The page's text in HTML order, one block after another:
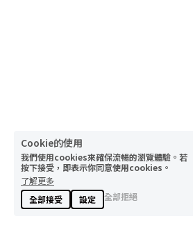
Cookie的使用
我們使用cookies來確保流暢的瀏覽體驗。若
按下接受，即表示你同意使用cookies。
了解更多
全部接受
設定 全部拒絕